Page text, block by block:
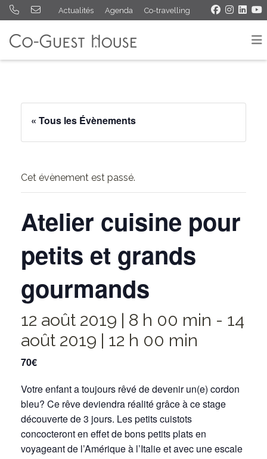
Actualités Agenda Co-travelling
« Tous les Évènements
Cet évènement est passé.
Atelier cuisine pour
petits et grands
gourmands
12 août 2019 | 8 h 00 min - 14
août 2019 | 12 h 00 min
70€
Votre enfant a toujours rêvé de devenir un(e) cordon
bleu? Ce rêve deviendra réalité grâce à ce stage
découverte de 3 jours. Les petits cuistots
concocteront en effet de bons petits plats en
voyageant de l’Amérique à l’Italie et avec une escale